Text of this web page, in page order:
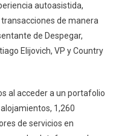
autoasistida,
de manera
de Despegar,
Elijovich, VP y Country
al acceder a un portafolio
1,260
de servicios en